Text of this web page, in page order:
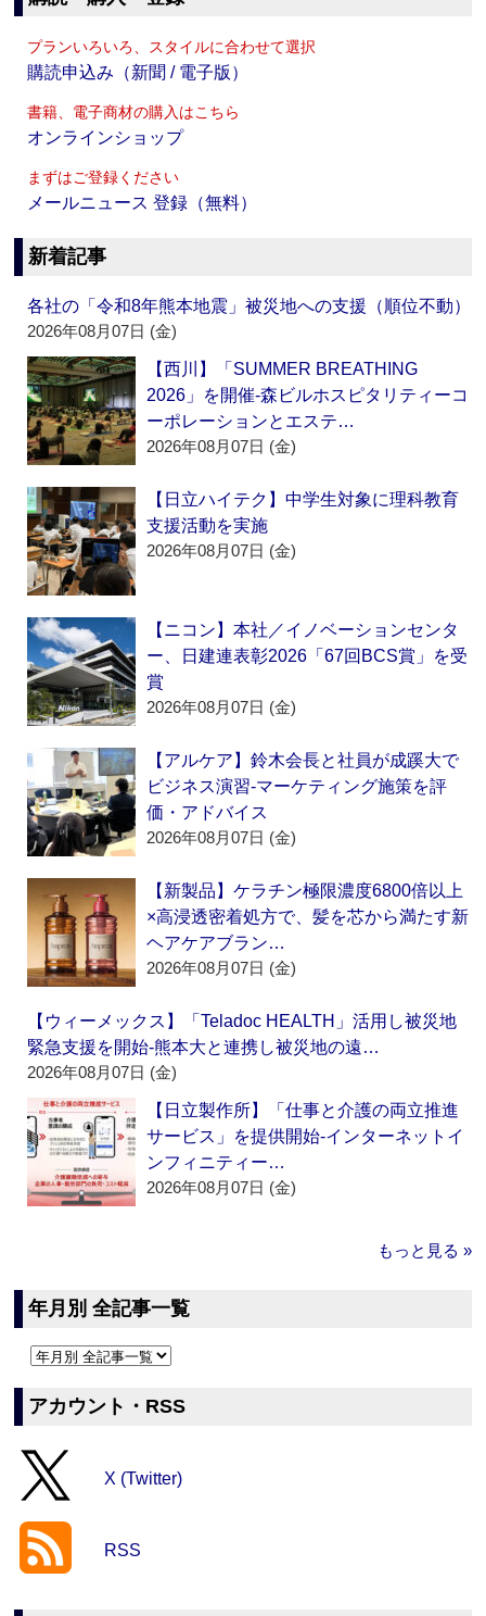
プランいろいろ、スタイルに合わせて選択
購読申込み（新聞 / 電子版）
書籍、電子商材の購入はこちら
オンラインショップ
まずはご登録ください
メールニュース 登録（無料）
新着記事
各社の「令和8年熊本地震」被災地への支援（順位不動）
2026年08月07日 (金)
【西川】「SUMMER BREATHING
2026」を開催‐森ビルホスピタリティーコ
ーポレーションとエステ…
2026年08月07日 (金)
【日立ハイテク】中学生対象に理科教育
支援活動を実施
2026年08月07日 (金)
【ニコン】本社／イノベーションセンタ
ー、日建連表彰2026「67回BCS賞」を受
賞
2026年08月07日 (金)
【アルケア】鈴木会長と社員が成蹊大で
ビジネス演習‐マーケティング施策を評
価・アドバイス
2026年08月07日 (金)
【新製品】ケラチン極限濃度6800倍以上
×高浸透密着処方で、髪を芯から満たす新
ヘアケアブラン…
2026年08月07日 (金)
【ウィーメックス】「Teladoc HEALTH」活用し被災地
緊急支援を開始‐熊本大と連携し被災地の遠…
2026年08月07日 (金)
【日立製作所】「仕事と介護の両立推進
サービス」を提供開始‐インターネットイ
ンフィニティー…
2026年08月07日 (金)
もっと見る »
年月別 全記事一覧
アカウント・RSS
X (Twitter)
RSS